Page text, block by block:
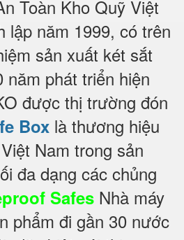
Toàn Kho Quỹ Việt
lập năm 1999, có trên
sản xuất két sắt
năm phát triển hiện
được thị trường đón
Box là thương hiệu
Nam trong sản
đa dạng các chủng
Safes Nhà máy
phẩm đi gần 30 nước